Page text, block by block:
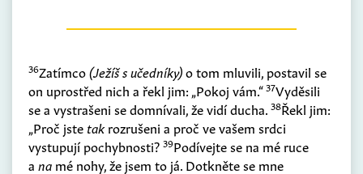
36Zatímco(Ježíš s učedníky)o tom mluvili, postavil se
on uprostřed nich a řekl jim: „Pokoj vám.“37Vyděsili
se a vystrašeni se domnívali, že vidí ducha. 38Řekl jim:
„Proč jste takrozrušeni a proč ve vašem srdci
vystupují pochybnosti? 39Podívejte se na mé ruce
a na mé nohy, že jsem to já. Dotkněte se mne